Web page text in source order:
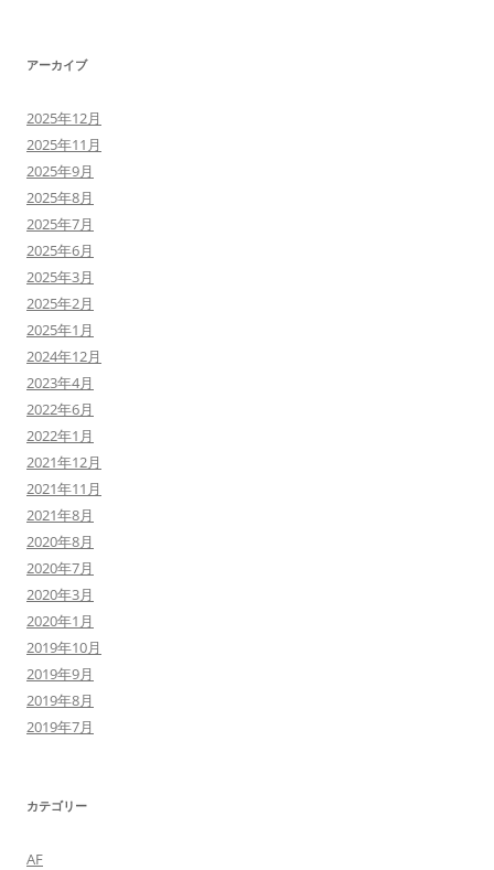
アーカイブ
2025年12月
2025年11月
2025年9月
2025年8月
2025年7月
2025年6月
2025年3月
2025年2月
2025年1月
2024年12月
2023年4月
2022年6月
2022年1月
2021年12月
2021年11月
2021年8月
2020年8月
2020年7月
2020年3月
2020年1月
2019年10月
2019年9月
2019年8月
2019年7月
カテゴリー
AF